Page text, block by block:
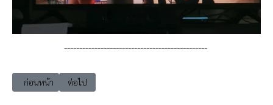
-----------------------------------------------
เนื้อหาก่อนหน้า: Movie มอบความรักให้ต่อไปข้างหน้า (Pay It Forward)
ก่อนหน้า เนื้อหาถัดไป: Movie เทคโนโลยีอ่านลายนิ้วมือพิสูจน์ตัวตนอ
ต่อไป